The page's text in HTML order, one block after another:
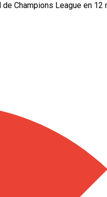
Champions League en 12